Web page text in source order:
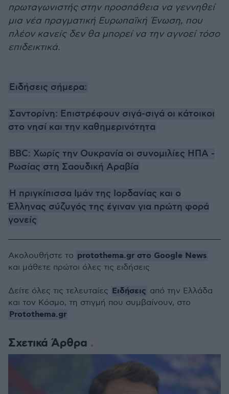
πρωταγωνιστής στην προσπάθεια να γεννηθεί
μια νέα πραγματική Ευρωπαϊκή Ένωση, που
πλέον κανείς δεν θα μπορεί να την αγνοεί τόσο
επιδεικτικά.
Ειδήσεις σήμερα:
Σαντορίνη: Επιστρέφουν σιγά-σιγά οι κάτοικοι
στο νησί και την καθημερινότητα
BBC: Χωρίς την Ουκρανία οι συνομιλίες ΗΠΑ -
Ρωσίας στη Σαουδική Αραβία
Η πριγκίπισσα Ιμάν της Ιορδανίας και ο
Έλληνας σύζυγός της έγιναν για πρώτη φορά
γονείς
Σχετικά Άρθρα
Ακολουθήστε το protothema.gr στο Google News
και μάθετε πρώτοι όλες τις ειδήσεις
Δείτε όλες τις τελευταίες Ειδήσεις από την Ελλάδα
και τον Κόσμο, τη στιγμή που συμβαίνουν, στο
Protothema.gr